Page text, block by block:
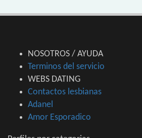
NOSOTROS / AYUDA
Terminos del servicio
WEBS DATING
Contactos lesbianas
Adanel
Amor Esporadico